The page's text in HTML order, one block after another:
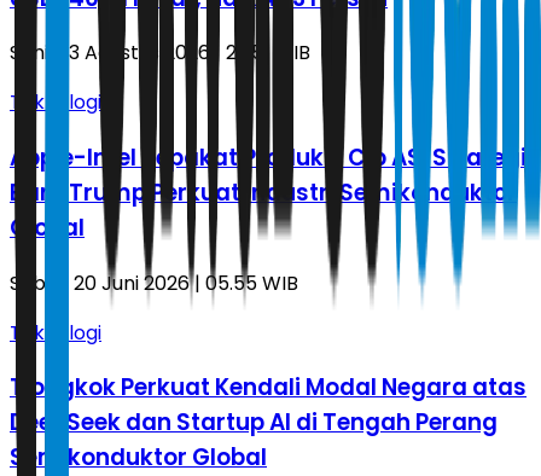
Senin, 3 Agustus 2026 | 22.51 WIB
Teknologi
Apple-Intel Sepakat Produksi Cip AS: Strategi
Baru Trump Perkuat Industri Semikonduktor
Global
Sabtu, 20 Juni 2026 | 05.55 WIB
Teknologi
Tiongkok Perkuat Kendali Modal Negara atas
DeepSeek dan Startup AI di Tengah Perang
Semikonduktor Global